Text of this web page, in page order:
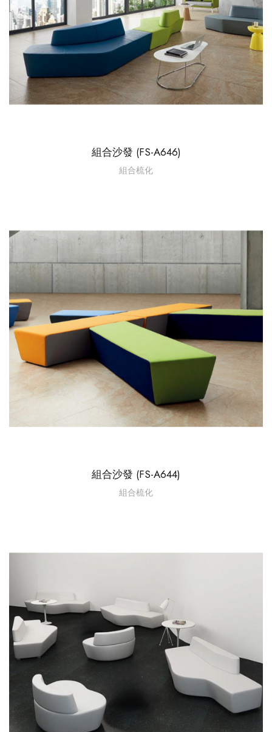
組合沙發 (FS-A646)
組合梳化
組合沙發 (FS-A644)
組合梳化